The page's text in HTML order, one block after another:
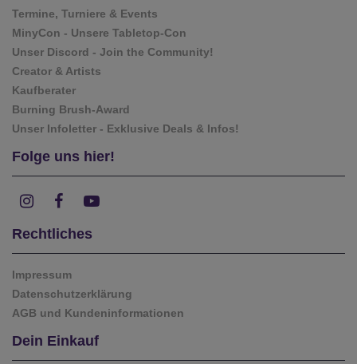
Termine, Turniere & Events
MinyCon - Unsere Tabletop-Con
Unser Discord - Join the Community!
Creator & Artists
Kaufberater
Burning Brush-Award
Unser Infoletter - Exklusive Deals & Infos!
Folge uns hier!
Rechtliches
Impressum
Datenschutzerklärung
AGB und Kundeninformationen
Dein Einkauf